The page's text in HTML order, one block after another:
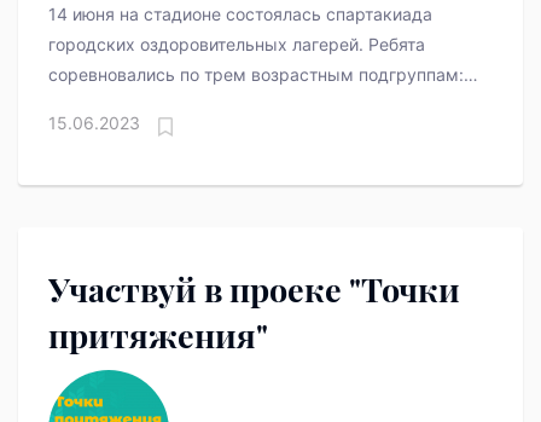
14 июня на стадионе состоялась спартакиада
городских оздоровительных лагерей. Ребята
соревновались по трем возрастным подгруппам:
15.06.2023
Участвуй в проеке "Точки
притяжения"